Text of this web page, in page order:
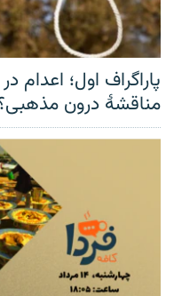
پاراگراف اول؛ اعدام
مناقشهٔ درون